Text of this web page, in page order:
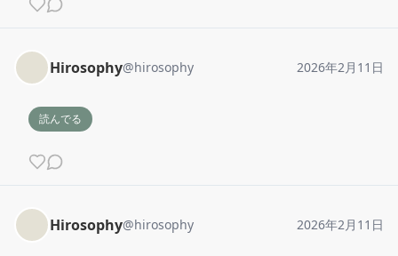
Hirosophy@hirosophy 2026年2月11日
読んでる
Hirosophy@hirosophy 2026年2月11日